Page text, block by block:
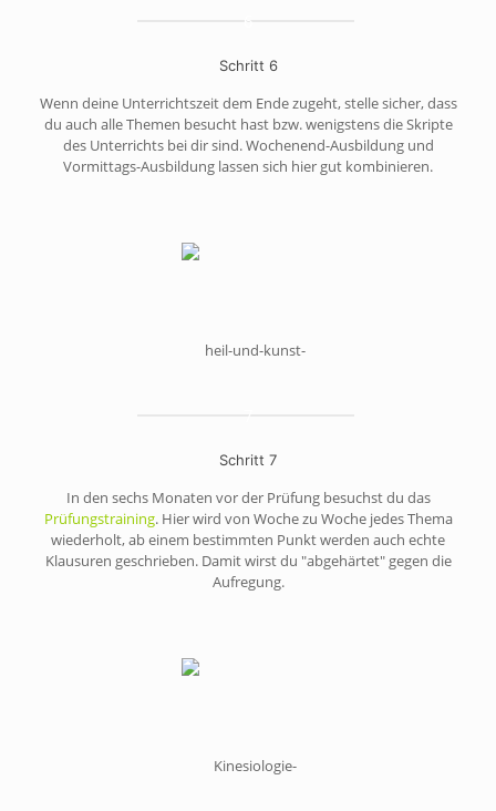
Schritt 6
Wenn deine Unterrichtszeit dem Ende zugeht, stelle sicher, dass
du auch alle Themen besucht hast bzw. wenigstens die Skripte
des Unterrichts bei dir sind. Wochenend-Ausbildung und
Vormittags-Ausbildung lassen sich hier gut kombinieren.
Schritt 7
In den sechs Monaten vor der Prüfung besuchst du das
Prüfungstraining. Hier wird von Woche zu Woche jedes Thema
wiederholt, ab einem bestimmten Punkt werden auch echte
Klausuren geschrieben. Damit wirst du "abgehärtet" gegen die
Aufregung.